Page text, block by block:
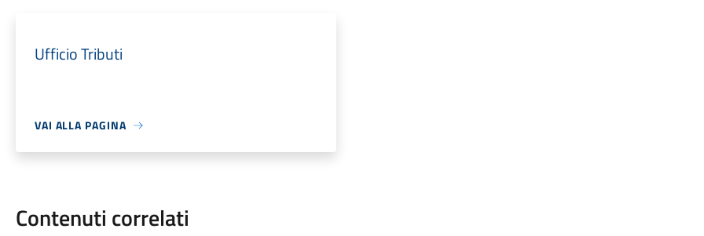
Ufficio Tributi
VAI ALLA PAGINA
Contenuti correlati